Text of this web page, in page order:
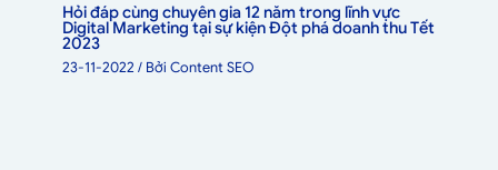
Hỏi đáp cùng chuyên gia 12 năm trong lĩnh vực
Digital Marketing tại sự kiện Đột phá doanh thu Tết
2023
23-11-2022/ BởiContent SEO